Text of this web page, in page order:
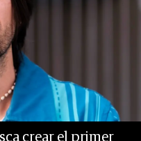
crear el primer